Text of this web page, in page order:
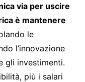
via per uscire
è mantenere
le
l’innovazione
gli investimenti.
più i salari